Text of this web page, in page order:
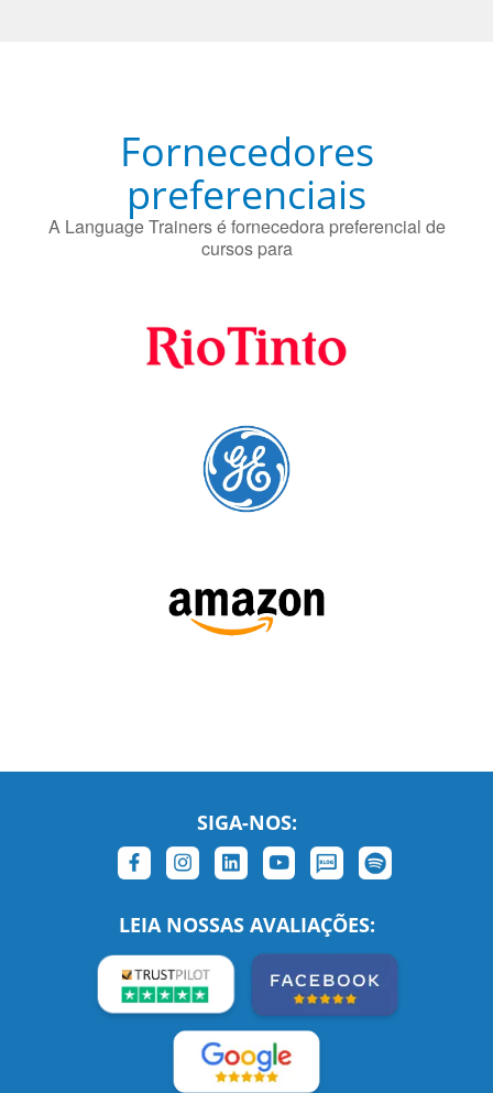
Fornecedores
preferenciais
A Language Trainers é fornecedora preferencial de
cursos para
SIGA-NOS:
LEIA NOSSAS AVALIAÇÕES: